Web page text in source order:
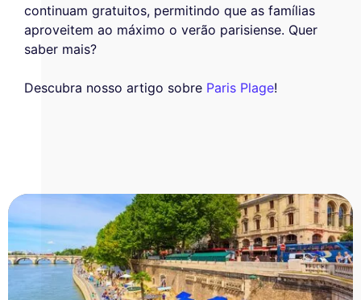
continuam gratuitos, permitindo que as famílias
aproveitem ao máximo o verão parisiense. Quer
saber mais?
Descubra nosso artigo sobre Paris Plage!